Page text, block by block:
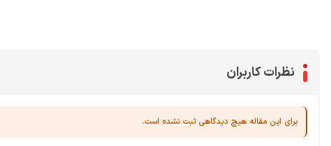
نظرات کاربران
برای این مقاله هیچ دیدگاهی ثبت نشده است.